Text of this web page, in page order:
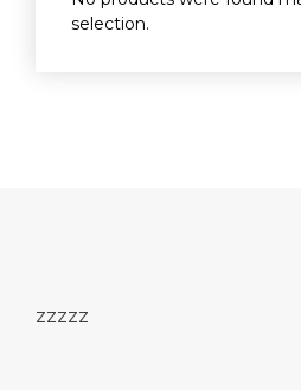
selection.
zzzzz